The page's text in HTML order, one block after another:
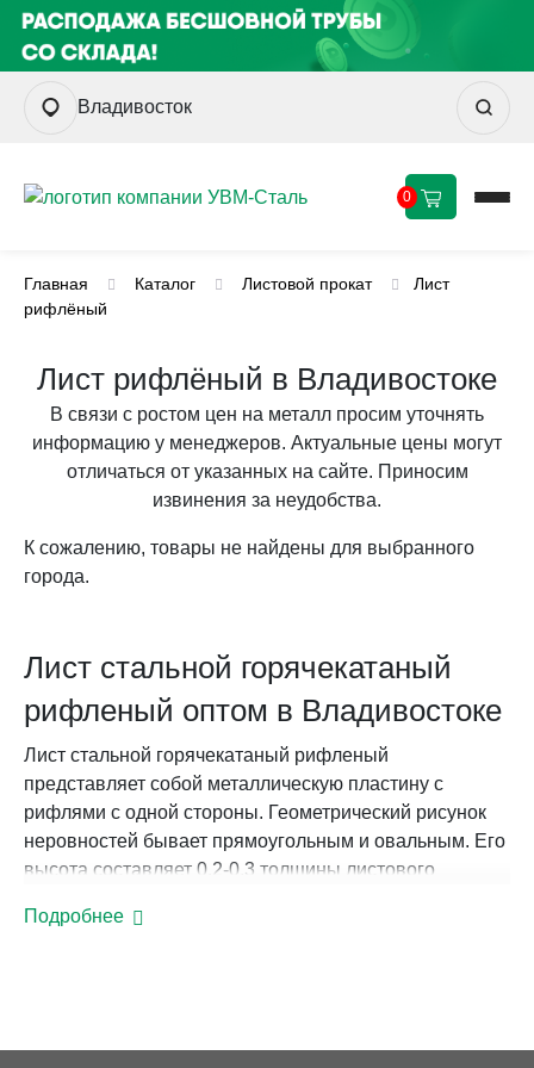
Владивосток
0
Главная Каталог Листовой прокат
Лист
рифлёный
Лист рифлёный в Владивостоке
В связи с ростом цен на металл просим уточнять
информацию у менеджеров. Актуальные цены могут
отличаться от указанных на сайте. Приносим
извинения за неудобства.
К сожалению, товары не найдены для выбранного
города.
Лист стальной горячекатаный
рифленый оптом в Владивостоке
Лист стальной горячекатаный рифленый
представляет собой металлическую пластину с
рифлями с одной стороны. Геометрический рисунок
неровностей бывает прямоугольным и овальным. Его
высота составляет 0,2-0,3 толщины листового
8568-77. В изготовлении используется сталь от Ст0 до
применения
Подробнее